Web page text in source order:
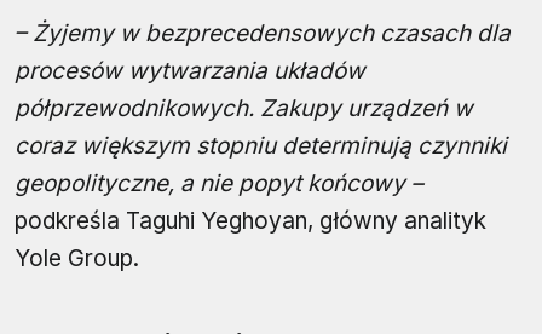
– Żyjemy w bezprecedensowych czasach dla
procesów wytwarzania układów
półprzewodnikowych. Zakupy urządzeń w
coraz większym stopniu determinują czynniki
geopolityczne, a nie popyt końcowy –
podkreśla Taguhi Yeghoyan, główny analityk
Yole Group.